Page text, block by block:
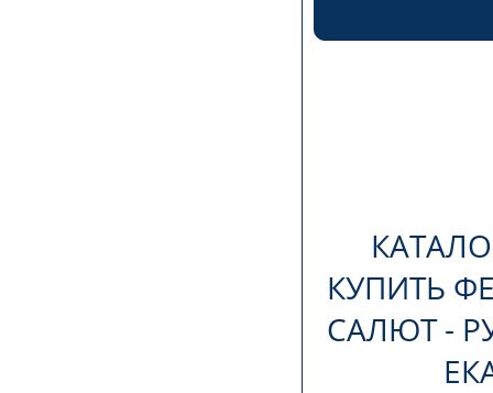
КУПИТЬ
САЛЮТ -